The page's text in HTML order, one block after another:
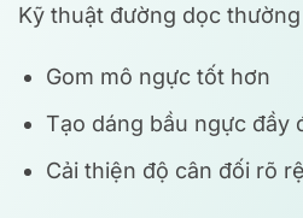
Kỹ thuật đường dọc
Gom mô ngực tốt hơn
Tạo dáng bầu ngực đầy
Cải thiện độ cân đối rõ